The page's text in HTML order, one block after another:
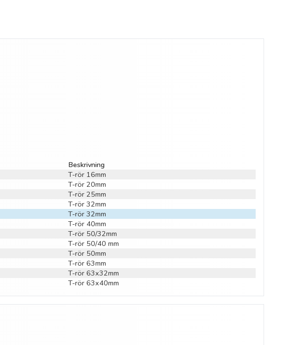
Beskrivning
T-rör 16mm
T-rör 20mm
T-rör 25mm
T-rör 32mm
T-rör 32mm
T-rör 40mm
T-rör 50/32mm
T-rör 50/40 mm
T-rör 50mm
T-rör 63mm
T-rör 63x32mm
T-rör 63x40mm